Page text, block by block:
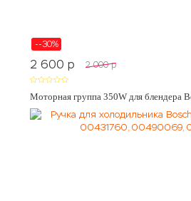
--30%
2 600 p 2 000 p
Моторная группа 350W для блендера